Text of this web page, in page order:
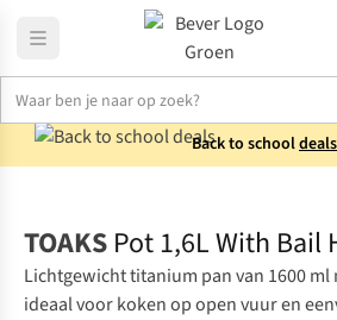
Back to school
TOAKS Pot 1,6L With Bail
Lichtgewicht titanium pan van 1600
ideaal voor koken op open vuur en